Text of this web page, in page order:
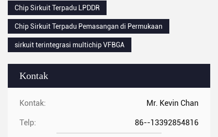
Kontak
Kontak: Mr. Kevin Chan
Telp: 86--13392854816
Chip Sirkuit Terpadu LPDDR
Chip Sirkuit Terpadu Pemasangan di Permukaan
sirkuit terintegrasi multichip VFBGA